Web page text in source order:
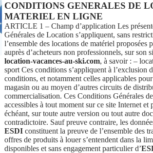
CONDITIONS GENERALES DE
MATERIEL EN LIGNE
ARTICLE 1 – Champ d’application Les
Générales de Location s’appliquent, sans
l’ensemble des locations de matériel proposées
auprès d’acheteurs non professionnels, sur son
location-vacances-au-ski.com, à savoir : –
sport Ces conditions s’appliquent à l’exclusion
conditions, et notamment celles applicables
magasin ou au moyen d’autres circuits de
commercialisation. Ces Conditions Générales
accessibles à tout moment sur ce site Internet et
échéant, sur toute autre version ou tout autre
contradictoire. Sauf preuve contraire, les
ESDIconstituent la preuve de l’ensemble des
offres de produits à louer s’entendent dans la
disponibles et sans engagement particulier d’